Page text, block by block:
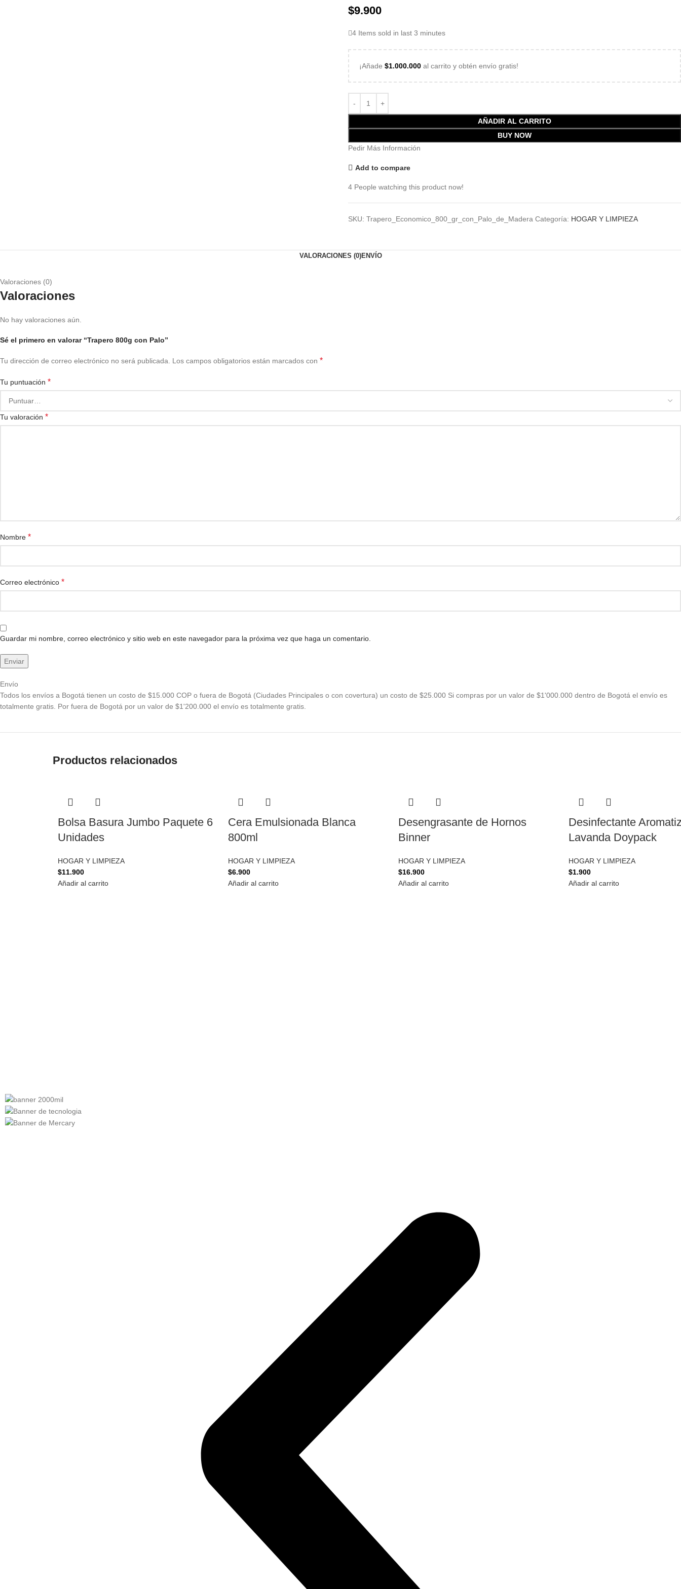
$9.900
4 Items sold in last 3 minutes
¡Añade $1.000.000 al carrito y obtén envío gratis!
AÑADIR AL CARRITO
BUY NOW
Pedir Más Información
Add to compare
4 People watching this product now!
SKU: Trapero_Economico_800_gr_con_Palo_de_Madera Categoría: HOGAR Y LIMPIEZA
VALORACIONES (0)ENVÍO
Valoraciones (0)
Valoraciones
No hay valoraciones aún.
Sé el primero en valorar “Trapero 800g con Palo”
Tu dirección de correo electrónico no será publicada. Los campos obligatorios están marcados con *
Tu puntuación *
Tu valoración *
Nombre *
Correo electrónico *
Guardar mi nombre, correo electrónico y sitio web en este navegador para la próxima vez que haga un comentario.
Envío
Todos los envíos a Bogotá tienen un costo de $15.000 COP o fuera de Bogotá (Ciudades Principales o con covertura) un costo de $25.000 Si compras por un valor de $1'000.000 dentro de Bogotá el envío es
totalmente gratis. Por fuera de Bogotá por un valor de $1'200.000 el envío es totalmente gratis.
Productos relacionados
Bolsa Basura Jumbo Paquete 6
Unidades
HOGAR Y LIMPIEZA
$11.900
Añadir al carrito
Cera Emulsionada Blanca
800ml
HOGAR Y LIMPIEZA
$6.900
Añadir al carrito
Desengrasante de Hornos
Binner
HOGAR Y LIMPIEZA
$16.900
Añadir al carrito
Desinfectante
Lavanda Doypack
HOGAR Y LIMPIEZA
$1.900
Añadir al carrito